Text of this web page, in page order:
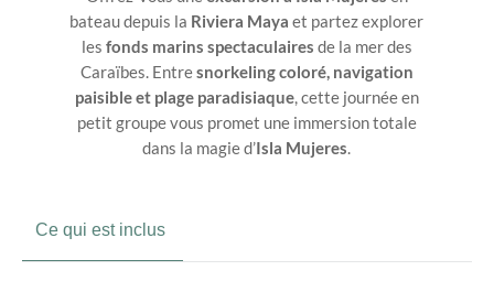
bateau depuis la Riviera Maya et partez explorer
les fonds marins spectaculaires de la mer des
Caraïbes. Entresnorkeling coloré, navigation
paisible et plage paradisiaque, cette journée en
petit groupe vous promet une immersion totale
dans la magie d’Isla Mujeres.
Ce qui est inclus